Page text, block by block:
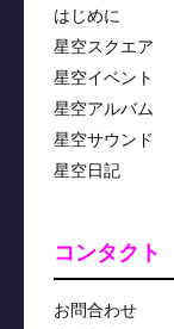
はじめに
星空スクエア
星空イベント
星空アルバム
星空サウンド
星空日記
コンタクト
お問合わせ